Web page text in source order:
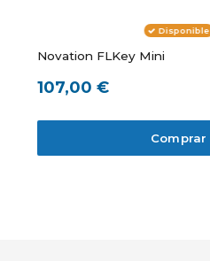
Disponible
Novation FLKey Mini
107,00 €
Comprar